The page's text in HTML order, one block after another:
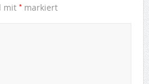
mit *markiert